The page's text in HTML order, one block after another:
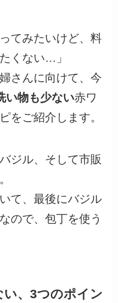
てみたいけど、料
くない…」
さんに向けて、今
い物も少ない赤ワ
をご紹介します。
ジル、そして市販
て、最後にバジル
ので、包丁を使う
い、3つのポイン